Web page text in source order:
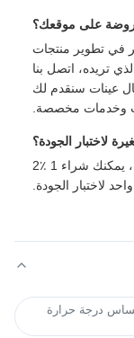
على موقعك؟
منتج ونستمر في تطوير منتجات
تريده، اتصل بنا
عينات سنقدم لك
وخدمات مخصصة.
لاختبار الجودة؟
نعم، معظم المنتجات موجودة في المخزون، يمكنك شراء 1 ٪2
لاختبار الجودة.
درجة حرارة